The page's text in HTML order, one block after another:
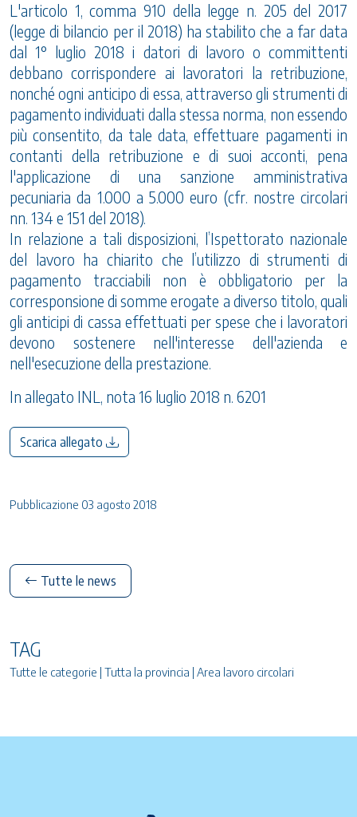
L'articolo 1, comma 910 della legge n. 205 del 2017
(legge di bilancio per il 2018) ha stabilito che a far data
dal 1° luglio 2018 i datori di lavoro o committenti
debbano corrispondere ai lavoratori la retribuzione,
nonché ogni anticipo di essa, attraverso gli strumenti di
pagamento individuati dalla stessa norma, non essendo
più consentito, da tale data, effettuare pagamenti in
contanti della retribuzione e di suoi acconti, pena
l'applicazione di una sanzione amministrativa
pecuniaria da 1.000 a 5.000 euro (cfr. nostre circolari
nn. 134 e 151 del 2018).
In relazione a tali disposizioni, l’Ispettorato nazionale
del lavoro ha chiarito che l’utilizzo di strumenti di
pagamento tracciabili non è obbligatorio per la
corresponsione di somme erogate a diverso titolo, quali
gli anticipi di cassa effettuati per spese che i lavoratori
devono sostenere nell'interesse dell'azienda e
nell'esecuzione della prestazione.
In allegato INL, nota 16 luglio 2018 n. 6201
Scarica allegato
Pubblicazione 03 agosto 2018
Tutte le news
TAG
Tutte le categorie | Tutta la provincia | Area lavoro circolari